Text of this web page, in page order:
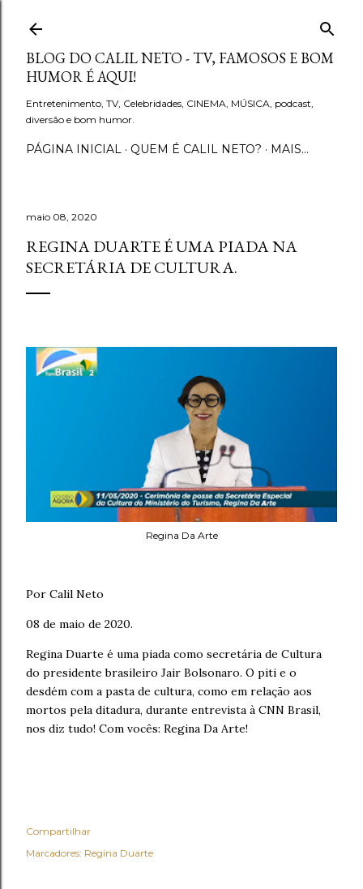
Pular para o conteúdo principal
BLOG DO CALIL NETO - TV, FAMOSOS E BOM
HUMOR É AQUI!
Entretenimento, TV, Celebridades, CINEMA, MÚSICA, podcast,
diversão e bom humor.
PÁGINA INICIAL QUEM É CALIL NETO? MAIS…
maio 08, 2020
REGINA DUARTE É UMA PIADA NA
SECRETÁRIA DE CULTURA.
Regina Da Arte
Por Calil Neto
08 de maio de 2020.
Regina Duarte é uma piada como secretária de Cultura
do presidente brasileiro Jair Bolsonaro. O piti e o
desdém com a pasta de cultura, como em relação aos
mortos pela ditadura, durante entrevista à CNN Brasil,
nos diz tudo! Com vocês: Regina Da Arte!
Compartilhar
Marcadores: Regina Duarte